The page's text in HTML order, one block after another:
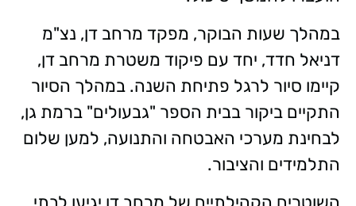
במהלך שעות הבוקר, מפקד מרחב דן, נצ"מ
דניאל חדד, יחד עם פיקוד משטרת מרחב דן,
קיימו סיור לרגל פתיחת השנה. במהלך הסיור
התקיים ביקור בבית הספר "גבעולים" ברמת גן,
לבחינת מערכי האבטחה והתנועה, למען שלום
התלמידים והציבור.